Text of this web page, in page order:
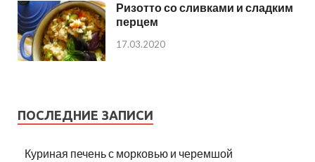
Ризотто со сливками и сладким
перцем
17.03.2020
ПОСЛЕДНИЕ ЗАПИСИ
Куриная печень с морковью и черемшой